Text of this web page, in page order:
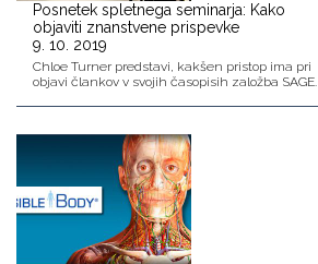
Posnetek spletnega seminarja: Kako
objaviti znanstvene prispevke
9. 10. 2019
Chloe Turner predstavi, kakšen pristop ima pri
objavi člankov v svojih časopisih založba SAGE.